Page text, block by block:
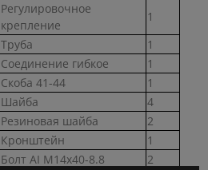
Регулировочное
крепление
1
Труба
1
Соединение гибкое
1
Скоба 41-44
1
Шайба
4
Резиновая шайба
2
Кронштейн
1
Болт AI М14х40-8.8
2